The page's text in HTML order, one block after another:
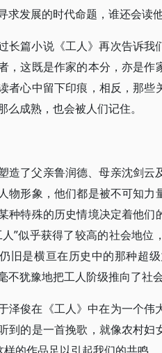
求发展的时代命题，谁还会读
长篇小说《工人》再次告诉
，这既是作家的本分，亦是
者心中留下印痕，相反，那
么成熟，也会被人们记住。
造了父亲鲁润德、母亲沈剑
物形象，他们都是被不可知
种特殊的历史情境决定着他们
”似乎获得了较高的社会地
旧是横亘在历史中的那种超
不犹豫地把工人阶级推向了社
泽俊在《工人》中在为一个
到的是一首挽歌，就像农村